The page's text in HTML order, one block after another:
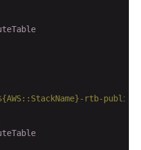
rtb-public